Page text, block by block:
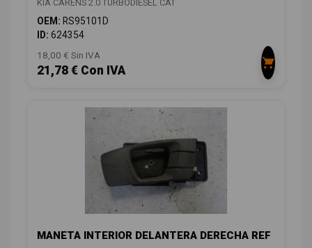
KIA CARENS 2.0 TURBODIESEL CAT
OEM: RS95101D
ID: 624354
18,00 € Sin IVA
21,78 € Con IVA
MANETA INTERIOR DELANTERA DERECHA REF